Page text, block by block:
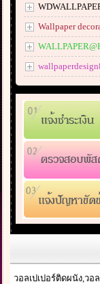
Wallpaper
วอลเปเปอร์ติดผนัง,วอ